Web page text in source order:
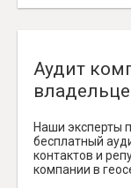
Аудит
Наши эксперты
бесплатный
контактов и
компании в